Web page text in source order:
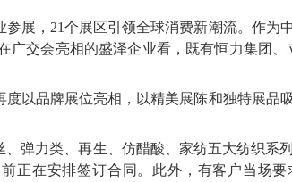
展，21个展区引领全球消费新潮流。作为
交会亮相的盛泽企业看，既有恒力集团
以品牌展位亮相，以精美展陈和独特展品
弹力类、再生、仿醋酸、家纺五大纺织系
正在安排签订合同。此外，有客户当场要